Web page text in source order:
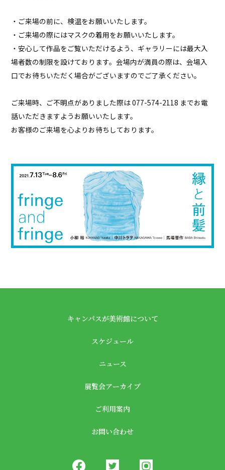
・ご来場の前に、検温をお願いいたします。
・ご来場の際にはマスクの着用をお願いいたします。
・安心して作品をご覧いただけるよう、ギャラリーには最大入
場者数の制限を設けております。会場内が満員の際は、会場入
口でお待ちいただく場合がございますのでご了承ください。
ご来場時、ご不明点がありました際は 077-574-2118 までお電
話いただきますようお願いいたします。
お客様のご来場を心よりお待ちしております。
キャンパスが美術館について
スケジュール
ニュース
展覧会アーカイブ
ご利用案内
お問い合わせ